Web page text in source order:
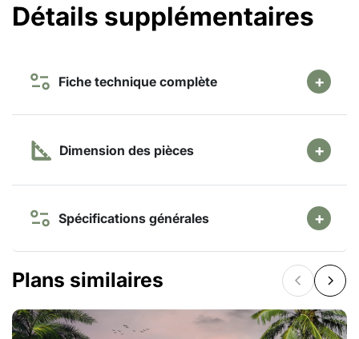
Détails supplémentaires
Fiche technique complète
Dimension des pièces
Spécifications générales
Plans similaires